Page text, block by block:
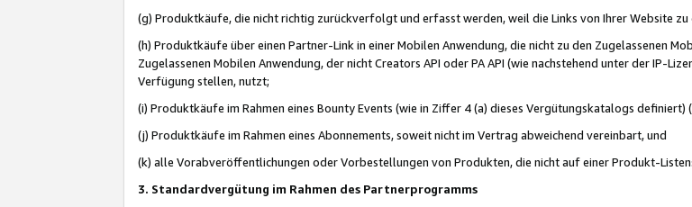
(g) Produktkäufe, die nicht richtig zurückverfolgt und erfasst werden, weil die Links von Ihrer Website
(h) Produktkäufe über einen Partner-Link in einer Mobilen Anwendung, die nicht zu den Zugelassenen
Zugelassenen Mobilen Anwendung, der nicht Creators API oder PA API (wie nachstehend unter der IP-
Verfügung stellen, nutzt;
(i) Produktkäufe im Rahmen eines Bounty Events (wie in Ziffer 4 (a) dieses Vergütungskatalogs
(j) Produktkäufe im Rahmen eines Abonnements, soweit nicht im Vertrag abweichend vereinbart, und
(k) alle Vorabveröffentlichungen oder Vorbestellungen von Produkten, die nicht auf einer Produkt-
3. Standardvergütung im Rahmen des Partnerprogramms